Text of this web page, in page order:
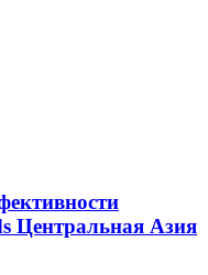
Центральная Азия